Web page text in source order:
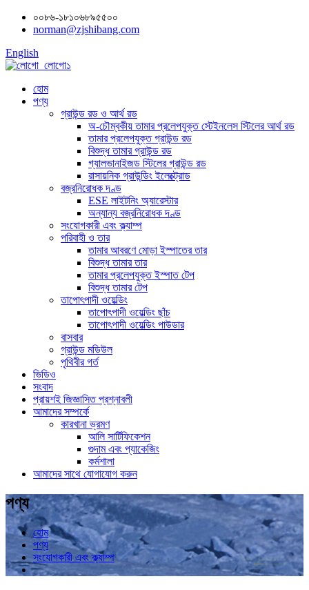
০০৮৬-১৮১০৬৮৯৫৫০০
norman@zjshibang.com
English
হোম
পণ্য
গ্রাউন্ড রড ও আর্থ রড
অ-চৌম্বকীয় তামার প্রলেপযুক্ত স্টেইনলেস স্টিলের আর্থ রড
তামার প্রলেপযুক্ত গ্রাউন্ড রড
বিশুদ্ধ তামার গ্রাউন্ড রড
গ্যালভানাইজড স্টিলের গ্রাউন্ড রড
রাসায়নিক গ্রাউন্ডিং ইলেক্ট্রোড
বজ্রনিরোধক দণ্ড
ESE লাইটনিং অ্যারেস্টার
অন্যান্য বজ্রনিরোধক দণ্ড
সংযোগকারী এবং ক্ল্যাম্প
পরিবাহী ও তার
তামার আবরণে মোড়া ইস্পাতের তার
বিশুদ্ধ তামার তার
তামার প্রলেপযুক্ত ইস্পাত টেপ
বিশুদ্ধ তামার টেপ
তাপোৎপাদী ওয়েল্ডিং
তাপোৎপাদী ওয়েল্ডিং ছাঁচ
তাপোৎপাদী ওয়েল্ডিং পাউডার
বাসবার
গ্রাউন্ড মডিউল
পৃথিবীর গর্ত
ভিডিও
সংবাদ
প্রায়শই জিজ্ঞাসিত প্রশ্নাবলী
আমাদের সম্পর্কে
কারখানা ভ্রমণ
আলি সার্টিফিকেশন
গুদাম এবং প্যাকেজিং
কর্মশালা
আমাদের সাথে যোগাযোগ করুন
পণ্য
হোম
পণ্য
সংযোগকারী এবং ক্ল্যাম্প